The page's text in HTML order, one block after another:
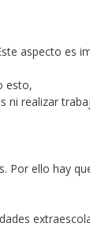
aspecto es
esto,
ni realizar
Por ello hay